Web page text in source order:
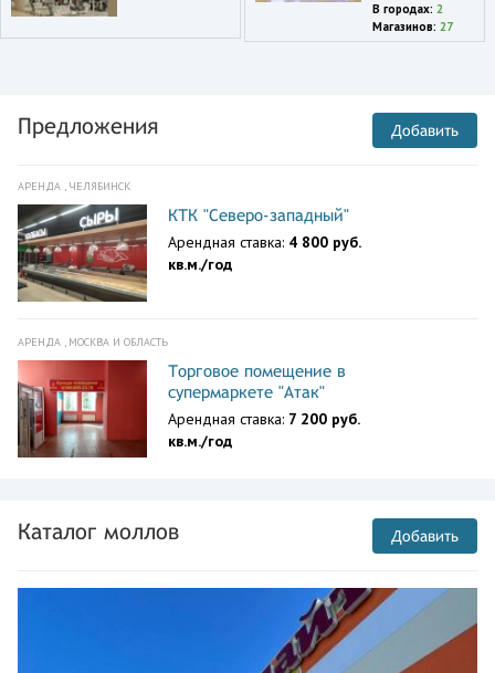
Ленинградская обл.
Тихвин г.,1-й мкр.,26
улица,82
улица,4
Донецк
ул. Куйбышева,202б
Донецк
ул. Баумана,11
Ростовская обл.
Каменск-Шахтинский г.,просп.
Карла Маркса,39,оф. 2
Санкт-Петербург
просп. Большой
Смоленский,36
Лиговский
просп.,50,корп.6,оф. 28Б
В городах: 2
Магазинов: 27
Предложения Добавить
АРЕНДА , ЧЕЛЯБИНСК
КТК "Северо-западный"
Арендная ставка: 4 800 руб.
кв.м./год
АРЕНДА , МОСКВА И ОБЛАСТЬ
Торговое помещение в
супермаркете "Атак"
Арендная ставка: 7 200 руб.
кв.м./год
Каталог моллов Добавить